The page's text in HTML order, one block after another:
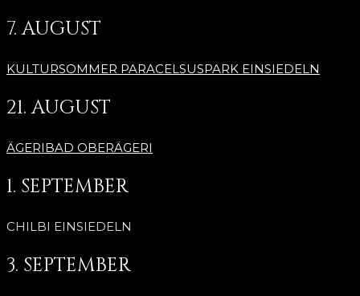
7. AUGUST
KULTURSOMMER PARACELSUSPARK EINSIEDELN
21. AUGUST
ÄGERIBAD OBERÄGERI
1. SEPTEMBER
CHILBI EINSIEDELN
3. SEPTEMBER